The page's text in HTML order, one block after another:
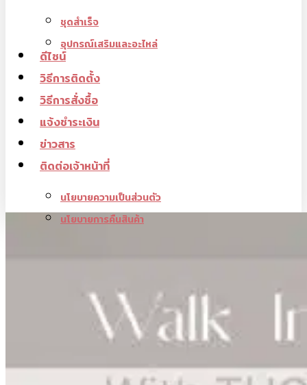
ชุดสำเร็จ
อุปกรณ์เสริมและอะไหล่
ดีไซน์
วิธีการติดตั้ง
วิธีการสั่งซื้อ
แจ้งชำระเงิน
ข่าวสาร
ติดต่อเจ้าหน้าที่
นโยบายความเป็นส่วนตัว
นโยบายการคืนสินค้า